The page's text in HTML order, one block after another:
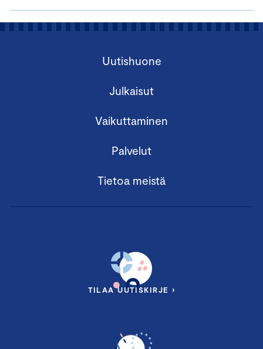
Uutishuone
Julkaisut
Vaikuttaminen
Palvelut
Tietoa meistä
TILAA UUTISKIRJE ›